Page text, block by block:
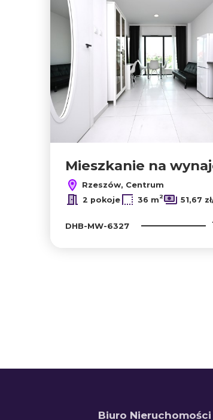
Mieszkanie na
Rzeszów, Centrum
2 pokoje 36 m2 51,67
DHB-MW-6327
Biuro Nieruchomości